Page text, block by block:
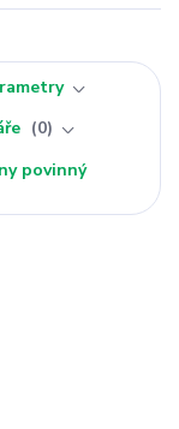
0
povinný